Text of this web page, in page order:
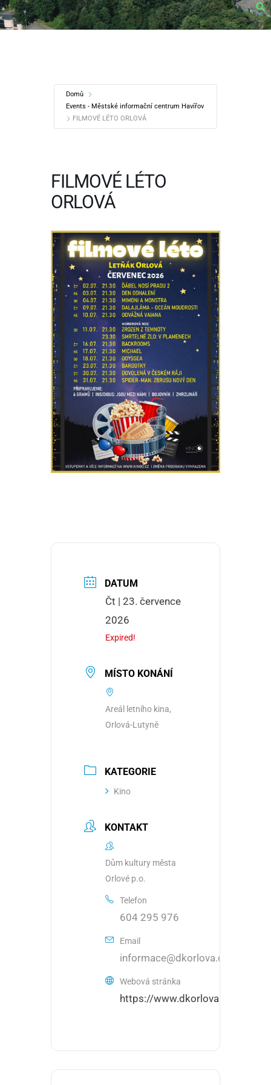
Domů
Events - Městské informační centrum Havířov
FILMOVÉ LÉTO ORLOVÁ
FILMOVÉ LÉTO
ORLOVÁ
DATUM
Čt | 23. července
2026
Expired!
MÍSTO KONÁNÍ
Areál letního kina,
Orlová-Lutyně
KATEGORIE
Kino
KONTAKT
Dům kultury města
Orlové p.o.
Telefon
604 295 976
Email
informace@dkorlova.cz
Webová stránka
https://www.dkorlova.cz/